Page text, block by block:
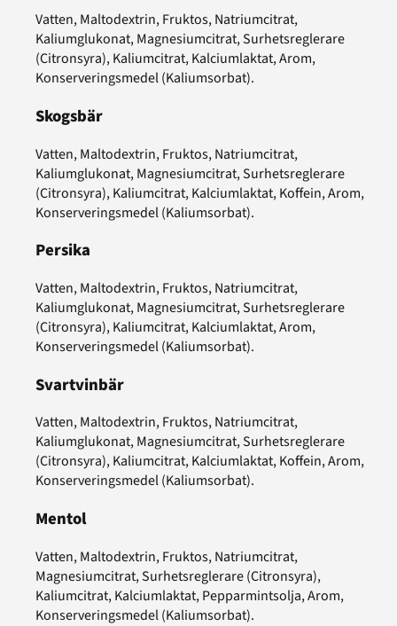
Vatten, Maltodextrin, Fruktos, Natriumcitrat,
Kaliumglukonat, Magnesiumcitrat, Surhetsreglerare
(Citronsyra), Kaliumcitrat, Kalciumlaktat, Arom,
Konserveringsmedel (Kaliumsorbat).
Skogsbär
Vatten, Maltodextrin, Fruktos, Natriumcitrat,
Kaliumglukonat, Magnesiumcitrat, Surhetsreglerare
(Citronsyra), Kaliumcitrat, Kalciumlaktat, Koffein, Arom,
Konserveringsmedel (Kaliumsorbat).
Persika
Vatten, Maltodextrin, Fruktos, Natriumcitrat,
Kaliumglukonat, Magnesiumcitrat, Surhetsreglerare
(Citronsyra), Kaliumcitrat, Kalciumlaktat, Arom,
Konserveringsmedel (Kaliumsorbat).
Svartvinbär
Vatten, Maltodextrin, Fruktos, Natriumcitrat,
Kaliumglukonat, Magnesiumcitrat, Surhetsreglerare
(Citronsyra), Kaliumcitrat, Kalciumlaktat, Koffein, Arom,
Konserveringsmedel (Kaliumsorbat).
Mentol
Vatten, Maltodextrin, Fruktos, Natriumcitrat,
Magnesiumcitrat, Surhetsreglerare (Citronsyra),
Kaliumcitrat, Kalciumlaktat, Pepparmintsolja, Arom,
Konserveringsmedel (Kaliumsorbat).